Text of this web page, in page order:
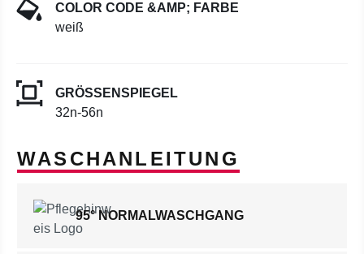
COLOR CODE &AMP; FARBE
weiß
GRÖSSENSPIEGEL
32n-56n
WASCHANLEITUNG
95° NORMALWASCHGANG